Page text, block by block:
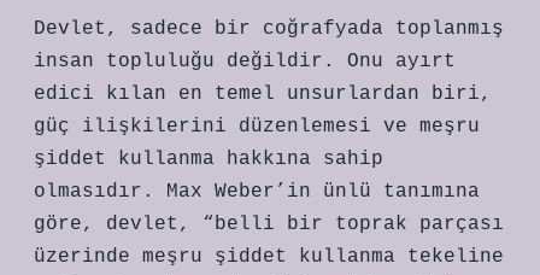
Devlet, sadece bir coğrafyada toplanmış
insan topluluğu değildir. Onu ayırt
edici kılan en temel unsurlardan biri,
güç ilişkilerini düzenlemesi ve meşru
şiddet kullanma hakkına sahip
olmasıdır. Max Weber’in ünlü tanımına
göre, devlet, “belli bir toprak parçası
üzerinde meşru şiddet kullanma tekeline